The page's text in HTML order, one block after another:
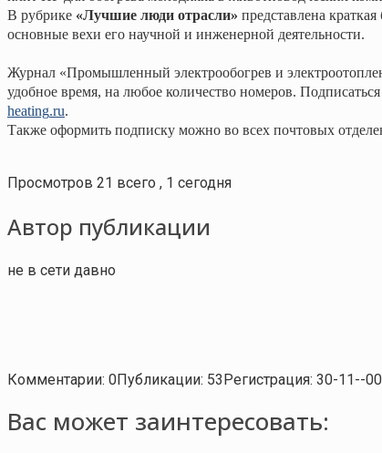
В рубрике «Лучшие люди отрасли» представлена
основные вехи его научной и инженерной деятельности.
Журнал «Промышленный электрообогрев и
удобное время, на любое количество номеров.
heating.ru.
Также оформить подписку можно во всех почтовых
Просмотров 21 всего , 1 сегодня
Автор публикации
не в сети давно
Комментарии: 0Публикации: 53Регистрация: 30-11--
Вас может заинтересовать: